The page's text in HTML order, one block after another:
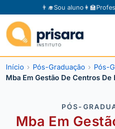
👨‍🎓Sou aluno 👩‍🏫
Início Pós-Graduação
Pós-
Mba Em Gestão De Centros
PÓS-
Mba Em